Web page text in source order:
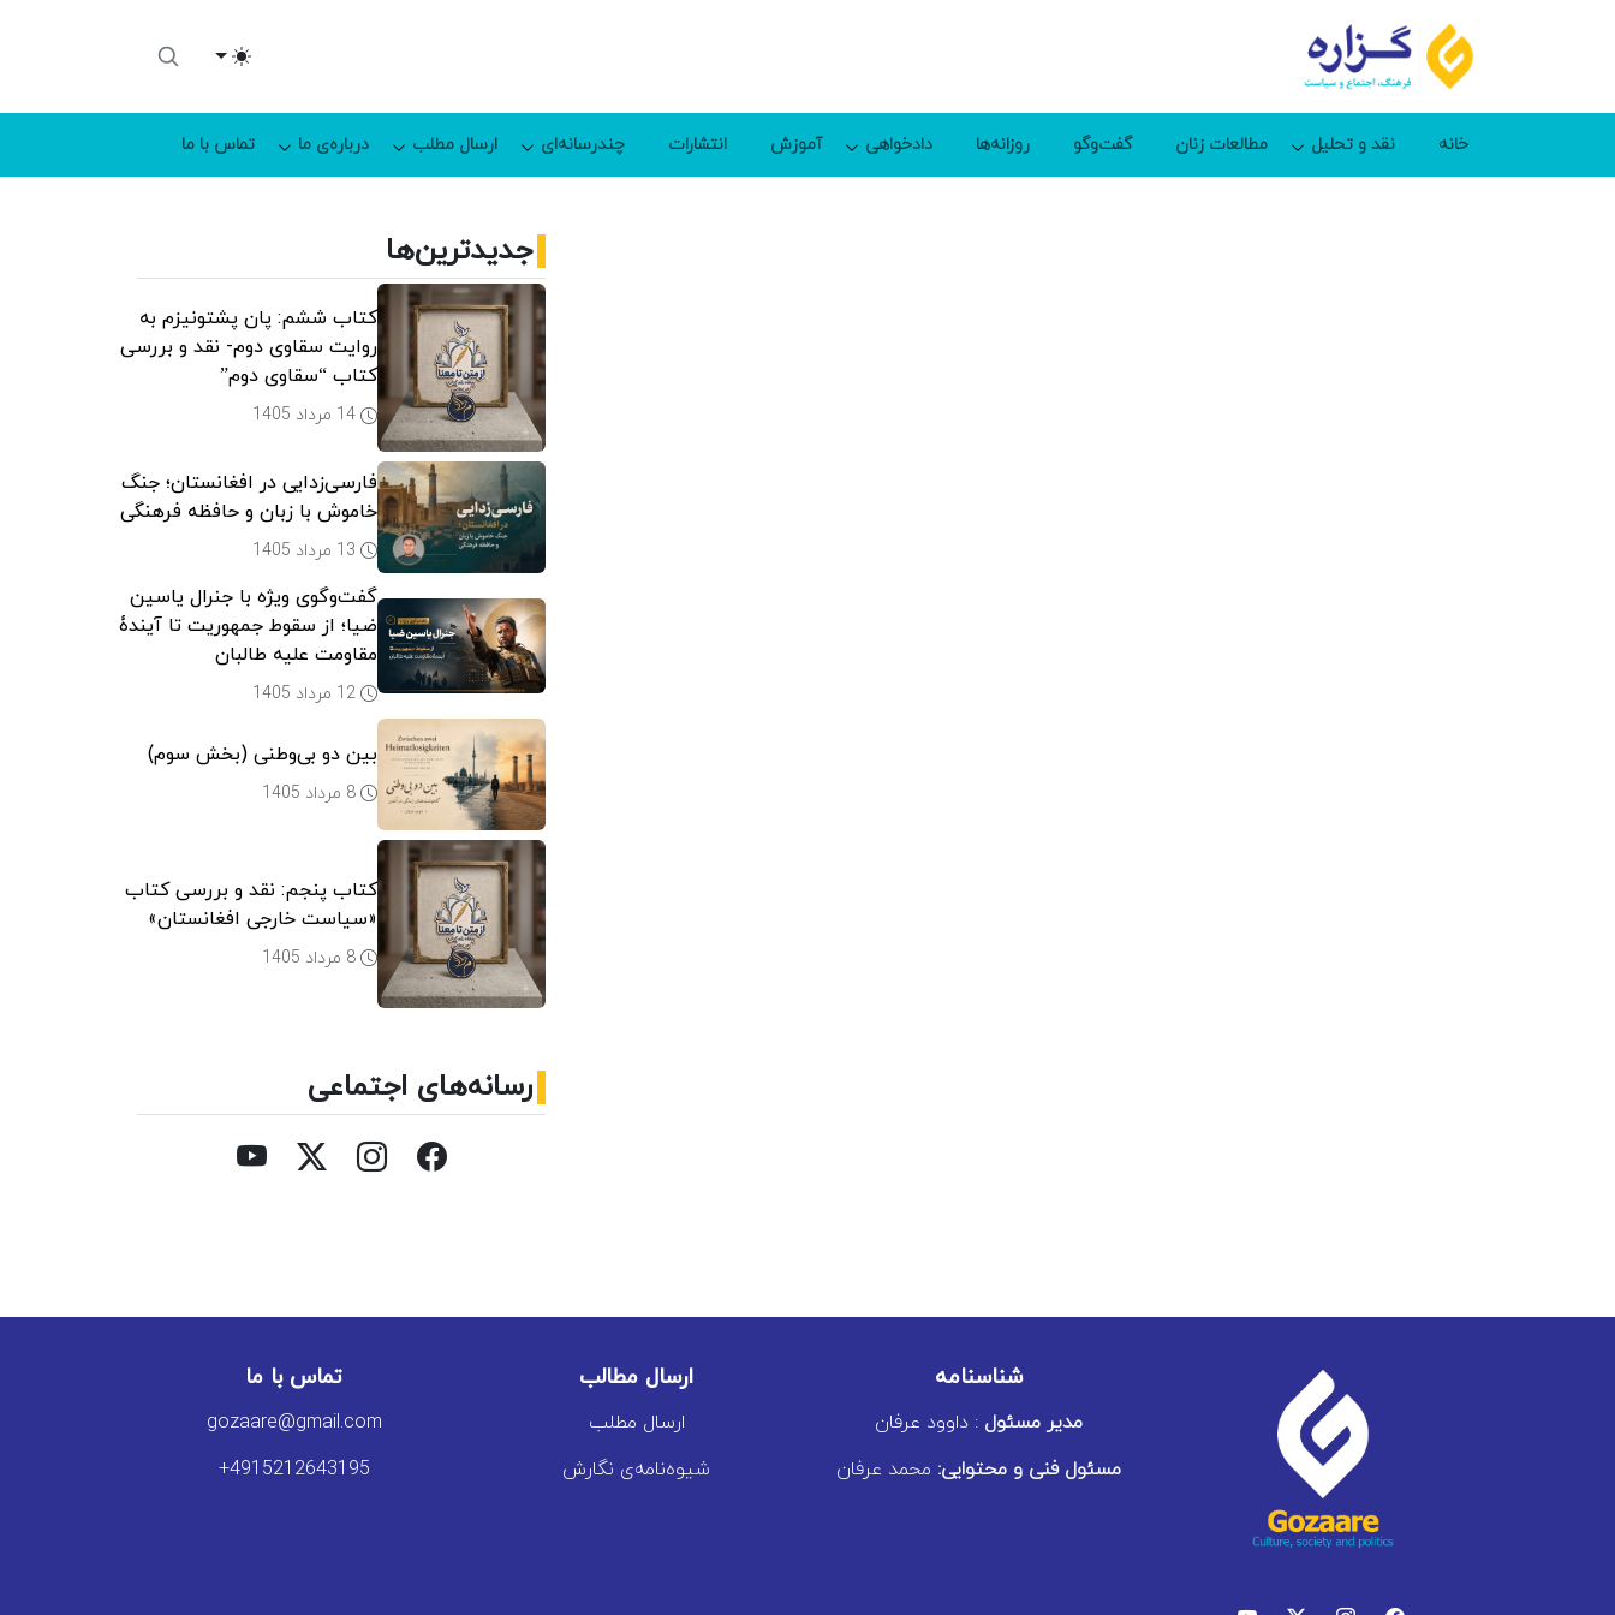
Toggle theme
خانه نقد و تحلیل مطالعات زنان گفت‌وگو روزانه‌ها دادخواهی آموزش انتشارات چندرسانه‌ای ارسال مطلب درباره‌ی ما تماس با ما
جدیدترین‌ها
کتاب ششم: پان پشتونیزم به
روایت سقاوی دوم- نقد و بررسی
کتاب “سقاوی دوم”
فارسی‌زدایی در افغانستان؛ جنگ
خاموش با زبان و حافظه فرهنگی
گفت‌وگوی ویژه با جنرال یاسین
ضیا؛ از سقوط جمهوریت تا آیندۀ
مقاومت علیه طالبان
بین دو بی‌وطنی (بخش سوم)
کتاب پنجم: نقد و بررسی کتاب
«سیاست خارجی افغانستان»
رسانه‌های اجتماعی
شناسنامه
مدیر مسئول : داوود عرفان
مسئول فنی و محتوایی: محمد عرفان
ارسال مطالب
ارسال مطلب
شیوه‌نامه‌ی نگارش
تماس با ما
gozaare@gmail.com
+4915212643195